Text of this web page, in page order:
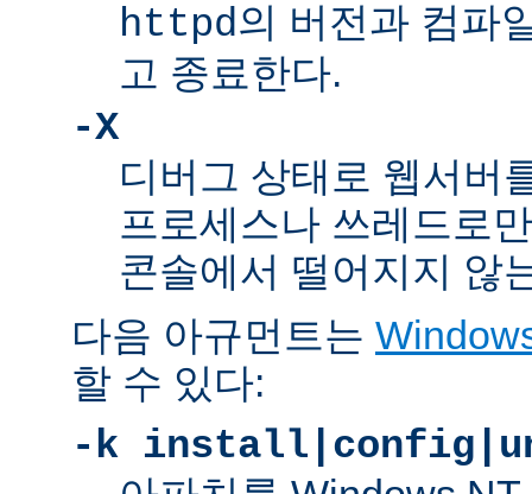
httpd의 버전과 컴파
고 종료한다.
-X
디버그 상태로 웹서버
프로세스나 쓰레드로
콘솔에서 떨어지지 않
다음 아규먼트는
할 수 있다:
-k